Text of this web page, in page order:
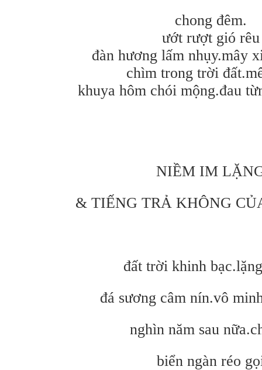
chong đêm.
ướt rượt gió rêu
đàn hương lấm nhụy.mây
chìm trong trời
khuya hôm chói mộng.đau
NIỀM IM
& TIẾNG TRẢ KHÔNG
đất trời khinh
đá sương câm nín.vô
nghìn năm sau
biển ngàn réo